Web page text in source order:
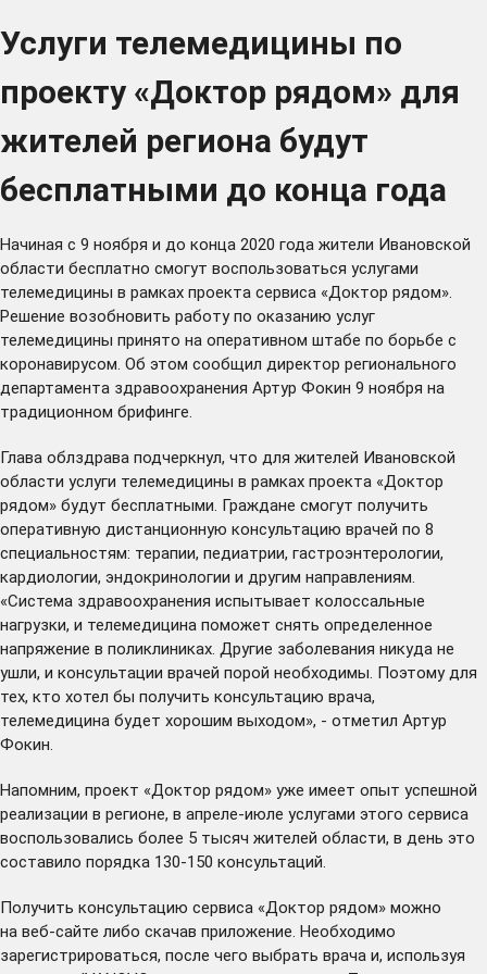
Услуги телемедицины по
проекту «Доктор рядом» для
жителей региона будут
бесплатными до конца года
Начиная с 9 ноября и до конца 2020 года жители Ивановской
области бесплатно смогут воспользоваться услугами
телемедицины в рамках проекта сервиса «Доктор рядом».
Решение возобновить работу по оказанию услуг
телемедицины принято на оперативном штабе по борьбе с
коронавирусом. Об этом сообщил директор регионального
департамента здравоохранения Артур Фокин 9 ноября на
традиционном брифинге.
Глава облздрава подчеркнул, что для жителей Ивановской
области услуги телемедицины в рамках проекта «Доктор
рядом» будут бесплатными. Граждане смогут получить
оперативную дистанционную консультацию врачей по 8
специальностям: терапии, педиатрии, гастроэнтерологии,
кардиологии, эндокринологии и другим направлениям.
«Система здравоохранения испытывает колоссальные
нагрузки, и телемедицина поможет снять определенное
напряжение в поликлиниках. Другие заболевания никуда не
ушли, и консультации врачей порой необходимы. Поэтому для
тех, кто хотел бы получить консультацию врача,
телемедицина будет хорошим выходом», - отметил Артур
Фокин.
Напомним, проект «Доктор рядом» уже имеет опыт успешной
реализации в регионе, в апреле-июле услугами этого сервиса
воспользовались более 5 тысяч жителей области, в день это
составило порядка 130-150 консультаций.
Получить консультацию сервиса «Доктор рядом» можно
на веб-сайте либо скачав приложение. Необходимо
зарегистрироваться, после чего выбрать врача и, используя